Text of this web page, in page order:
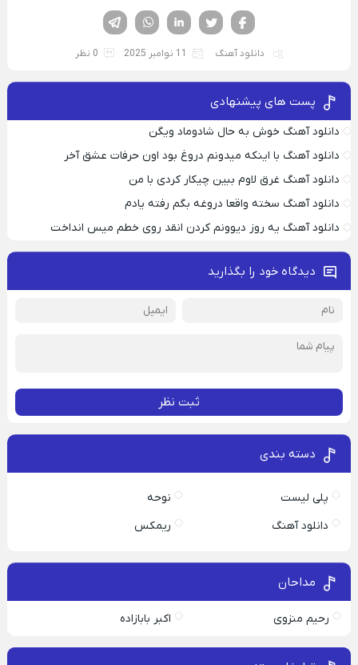
لینکدین تویتر
فیسوک
دانلود آهنگ 11 نوامبر 2025 0 نظر
پست های پیشنهادی
دانلود آهنگ خوش به حال شادوماد ویگن
دانلود آهنگ با اینکه میدونم دروغ بود اون حرفات عشق آخر
دانلود آهنگ غرق لاوم ببین چیکار کردی با من
دانلود آهنگ سخته واقعا دروغه بگم رفته یادم
دانلود آهنگ یه روز دیوونم کردن انقد روی خطم میس انداخت
دیدگاه خود را بگذارید
ثبت نظر
دسته بندی
پلی لیست
نوحه
دانلود آهنگ
ریمکس
مداحان
رحیم منزوی اکبر بابازاده